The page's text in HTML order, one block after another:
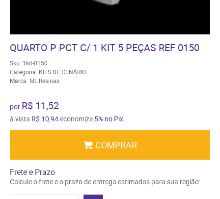
QUARTO P PCT C/ 1 KIT 5 PEÇAS REF 0150
Sku: 1kit-0150
Categoria: KITS DE CENÁRIO
Marca: ML Resinas
por R$ 11,52
à vista R$ 10,94economize 5% no Pix
COMPRAR
Frete e Prazo
Calcule o frete e o prazo de entrega estimados para sua região: